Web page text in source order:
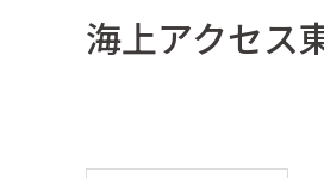
海上アクセス